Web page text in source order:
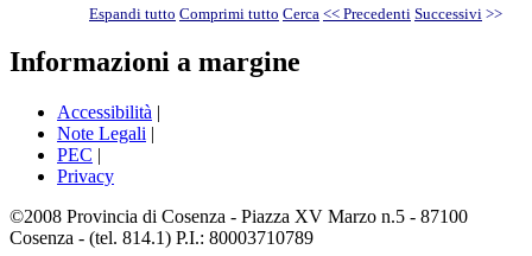
Espandi tutto Comprimi tutto Cerca << Precedenti Successivi >>
Informazioni a margine
Accessibilità |
Note Legali |
PEC |
Privacy
©2008 Provincia di Cosenza - Piazza XV Marzo n.5 - 87100
Cosenza - (tel. 814.1) P.I.: 80003710789